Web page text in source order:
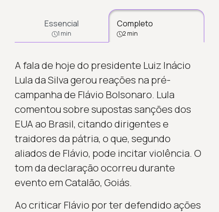
Essencial
1 min
Completo
2 min
A fala de hoje do presidente Luiz Inácio
Lula da Silva gerou reações na pré-
campanha de Flávio Bolsonaro. Lula
comentou sobre supostas sanções dos
EUA ao Brasil, citando dirigentes e
traidores da pátria, o que, segundo
aliados de Flávio, pode incitar violência. O
tom da declaração ocorreu durante
evento em Catalão, Goiás.
Ao criticar Flávio por ter defendido ações